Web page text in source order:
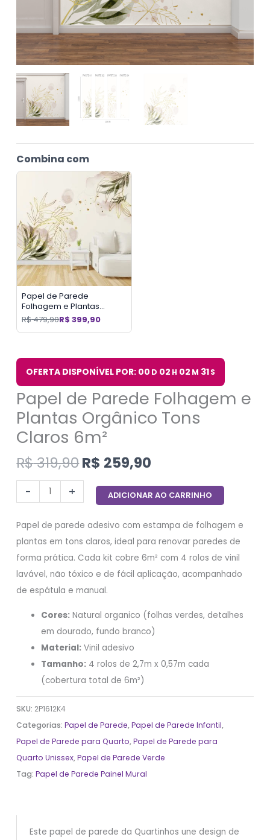
Combina com
Papel de Parede
Folhagem e Plantas
Orgânico Tons Claros 9m²
R$479,90R$ 399,90
OFERTA DISPONÍVEL POR: 00 D 02 H 02 M 30S
Papel de Parede Folhagem e
Plantas Orgânico Tons
Claros 6m²
R$319,90R$ 259,90
- + ADICIONAR AO CARRINHO
Papel de parede adesivo com estampa de folhagem e
plantas em tons claros, ideal para renovar paredes de
forma prática. Cada kit cobre 6m² com 4 rolos de vinil
lavável, não tóxico e de fácil aplicação, acompanhado
de espátula e manual.
Cores: Natural organico (folhas verdes, detalhes
em dourado, fundo branco)
Material: Vinil adesivo
Tamanho: 4 rolos de 2,7m x 0,57m cada
(cobertura total de 6m²)
SKU: 2P1612K4
Categorias:Papel de Parede,Papel de Parede Infantil,
Papel de Parede para Quarto,Papel de Parede para
Quarto Unissex,Papel de Parede Verde
Tag:Papel de Parede Painel Mural
Este papel de parede da Quartinhos une design de